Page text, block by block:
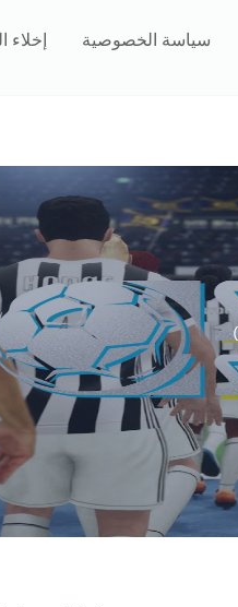
سياسة الخصوصية إخلاء
)